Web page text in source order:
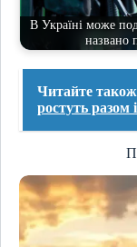
В Україні може
названо
Читайте
ростуть разом